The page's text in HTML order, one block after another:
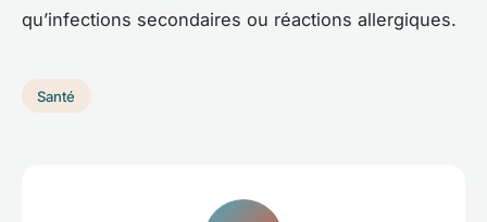
qu’infections secondaires ou réactions allergiques.
Santé